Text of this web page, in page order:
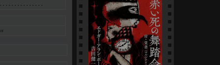
. . . . . . . . . . . . . .
[многосерийный]